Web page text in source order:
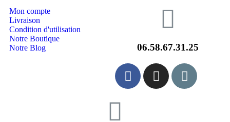
Mon compte
Livraison
Condition d'utilisation
Notre Boutique
Notre Blog
06.58.67.31.25